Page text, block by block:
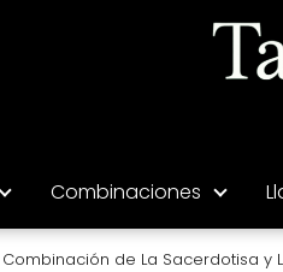
Combinaciones
Combinación de La Sacerdotisa y